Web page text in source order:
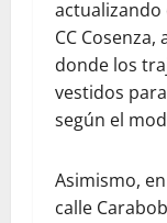
actualizando
CC Cosenza,
donde los
vestidos
según el
Asimismo,
calle